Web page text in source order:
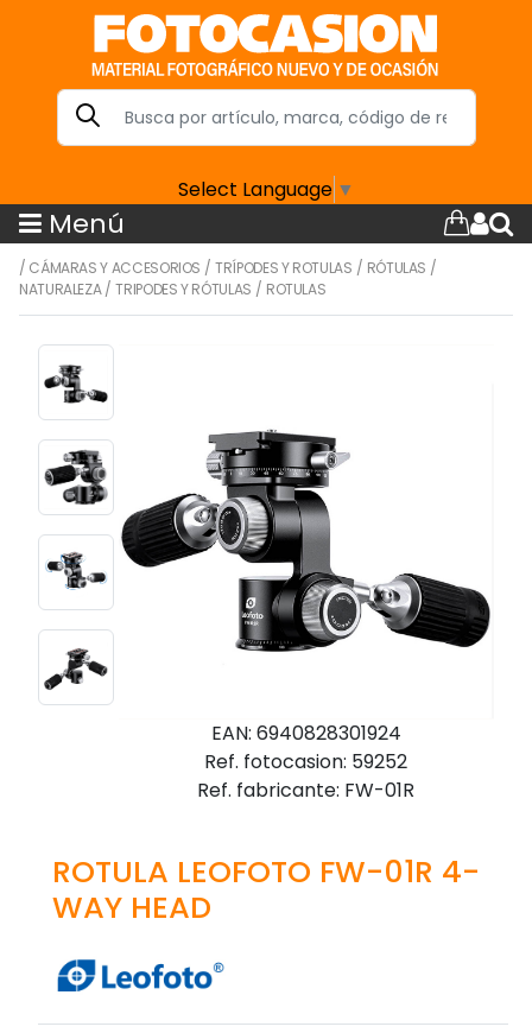
Select Language ▼
Menú
/ CÁMARAS Y ACCESORIOS /TRÍPODES Y ROTULAS / RÓTULAS /
NATURALEZA/TRIPODES Y RÓTULAS / ROTULAS
EAN: 6940828301924
Ref. fotocasion: 59252
Ref. fabricante: FW-01R
ROTULA LEOFOTO FW-01R 4-
WAY HEAD